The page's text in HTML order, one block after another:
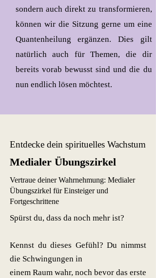
sondern auch direkt zu transformieren,
können wir die Sitzung gerne um eine
Quantenheilung ergänzen. Dies gilt
natürlich auch für Themen, die dir
bereits vorab bewusst sind und die du
nun endlich lösen möchtest.
Entdecke dein spirituelles Wachstum
Medialer Übungszirkel
Vertraue deiner Wahrnehmung: Medialer
Übungszirkel für Einsteiger und
Fortgeschrittene
​Spürst du, dass da noch mehr ist?
Kennst du dieses Gefühl? Du nimmst
die Schwingungen in
einem Raum wahr, noch bevor das erste